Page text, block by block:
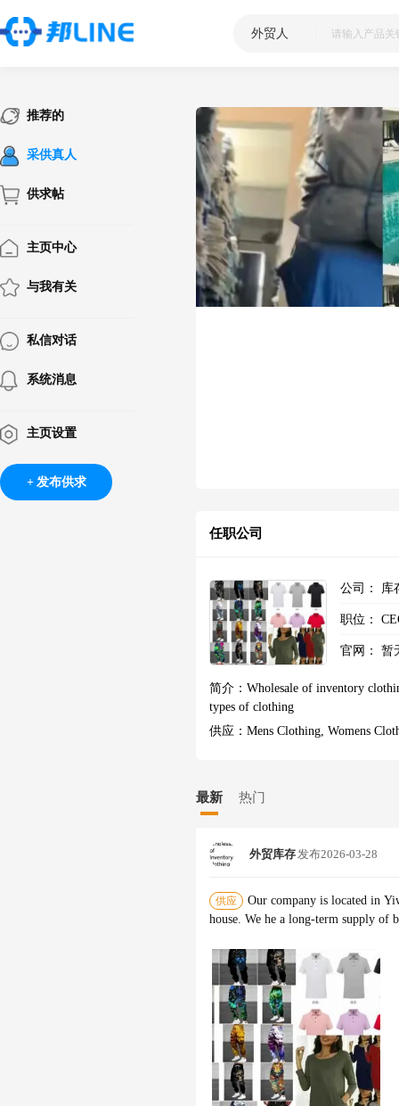
外贸人
推荐的
采供真人
供求帖
主页中心
与我有关
私信对话
系统消息
主页设置
发布供求
任职公司
公司： 库
职位：
官网： 暂
简介： Wholesale of inventory
types of clothing
供应： Mens Clothing, Womens
最新 热门
外贸库存发布2026-03-28
供应
Our company is located in
house. We he a long-term supply